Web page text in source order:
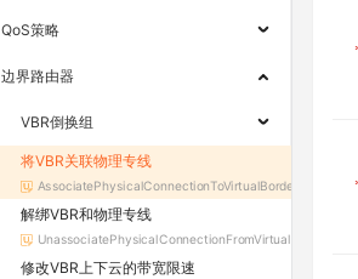
QoS策略
边界路由器
VBR倒换组
将VBR关联物理专线
AssociatePhysicalConnectionToVirtualBorderRouter
解绑VBR和物理专线
修改VBR上下云的带宽限速